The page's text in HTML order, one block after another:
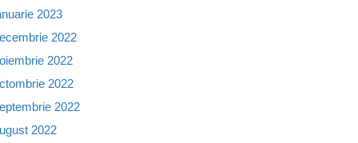
2023
2022
2022
2022
2022
2022